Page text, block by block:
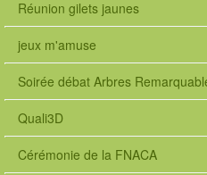
1
2
T
Réunion gilets jaunes
jeux m'amuse
Soirée débat Arbres
Quali3D
Cérémonie de la FNACA